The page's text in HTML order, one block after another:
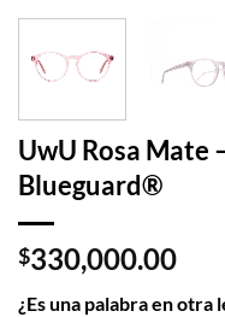
UwU Rosa Mate
Blueguard®
$330,000.00
¿Es una palabra en otra